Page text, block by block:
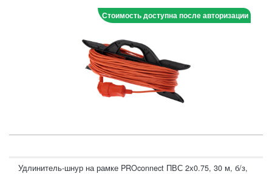
Стоимость доступна после авторизации
Удлинитель-шнур на рамке PROconnect ПВС 2х0.75, 30 м, б/з,